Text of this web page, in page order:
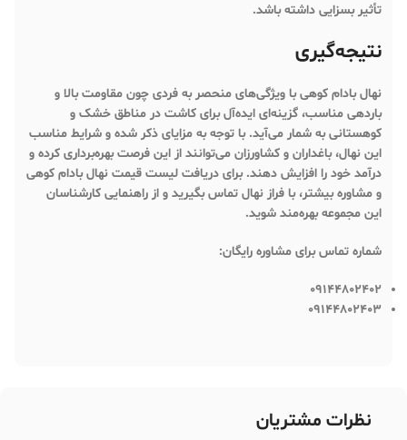
تأثیر بسزایی داشته باشد.
نتیجه‌گیری
نهال بادام کوهیبا ویژگی‌های منحصر به فردی چون مقاومت بالا و
باردهی مناسب، گزینه‌ای ایده‌آل برای کاشت در مناطق خشک و
کوهستانی به شمار می‌آید. با توجه به مزایای ذکر شده و شرایط مناسب
این نهال، باغداران و کشاورزان می‌توانند از این فرصت بهره‌برداری کرده و
درآمد خود را افزایش دهند. برای دریافتلیست قیمت نهال بادام کوهی
و مشاوره بیشتر، بافراز نهال تماس بگیرید و از راهنمایی کارشناسان
این مجموعه بهره‌مند شوید.
شماره تماس برای مشاوره رایگان:
09144802402
09144802403
نظرات مشتریان